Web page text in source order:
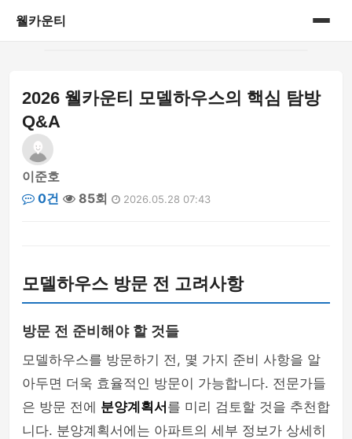
웰카운티
게시판
2026 웰카운티 모델하우스의 핵심 탐방
Q&A
이준호
0건
85회 2026.05.28 07:43
모델하우스 방문 전 고려사항
방문 전 준비해야 할 것들
모델하우스를 방문하기 전, 몇 가지 준비 사항을 알
아두면 더욱 효율적인 방문이 가능합니다. 전문가들
은 방문 전에 분양계획서 를 미리 검토할 것을 추천합
니다. 분양계획서에는 아파트의 세부 정보가 상세히